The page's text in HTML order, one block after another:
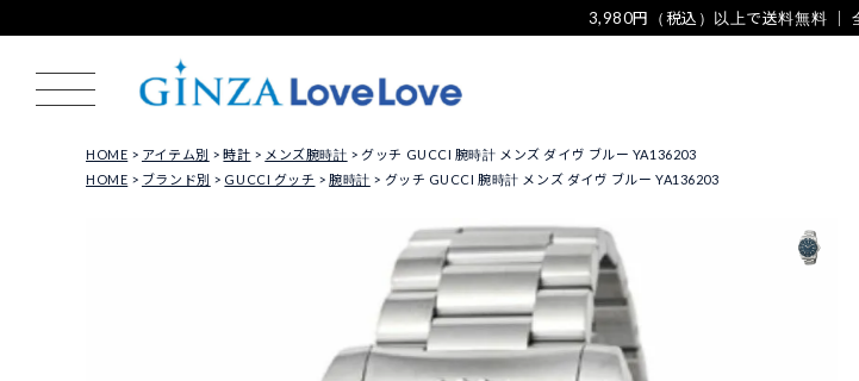
3,980円（税込）以上で送料無料 ｜
HOME アイテム別 時計 メンズ腕時計
グッチ GUCCI 腕時計 メンズ ダイヴ ブルー YA136203
HOME
ブランド別 GUCCI グッチ 腕時計 グッチ GUCCI 腕時計 メンズ ダイヴ ブルー YA136203